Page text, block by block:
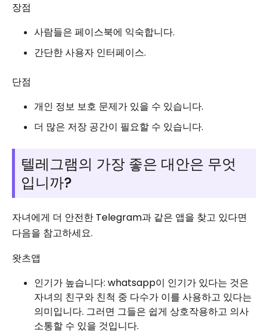
장점
사람들은 페이스북에 익숙합니다.
간단한 사용자 인터페이스.
단점
개인 정보 보호 문제가 있을 수 있습니다.
더 많은 저장 공간이 필요할 수 있습니다.
텔레그램의 가장 좋은 대안은 무엇
입니까?
자녀에게 더 안전한 Telegram과 같은 앱을 찾고 있다면
다음을 참고하세요.
왓츠앱
인기가 높습니다: whatsapp이 인기가 있다는 것은
자녀의 친구와 친척 중 다수가 이를 사용하고 있다는
의미입니다. 그러면 그들은 쉽게 상호작용하고 의사
소통할 수 있을 것입니다.